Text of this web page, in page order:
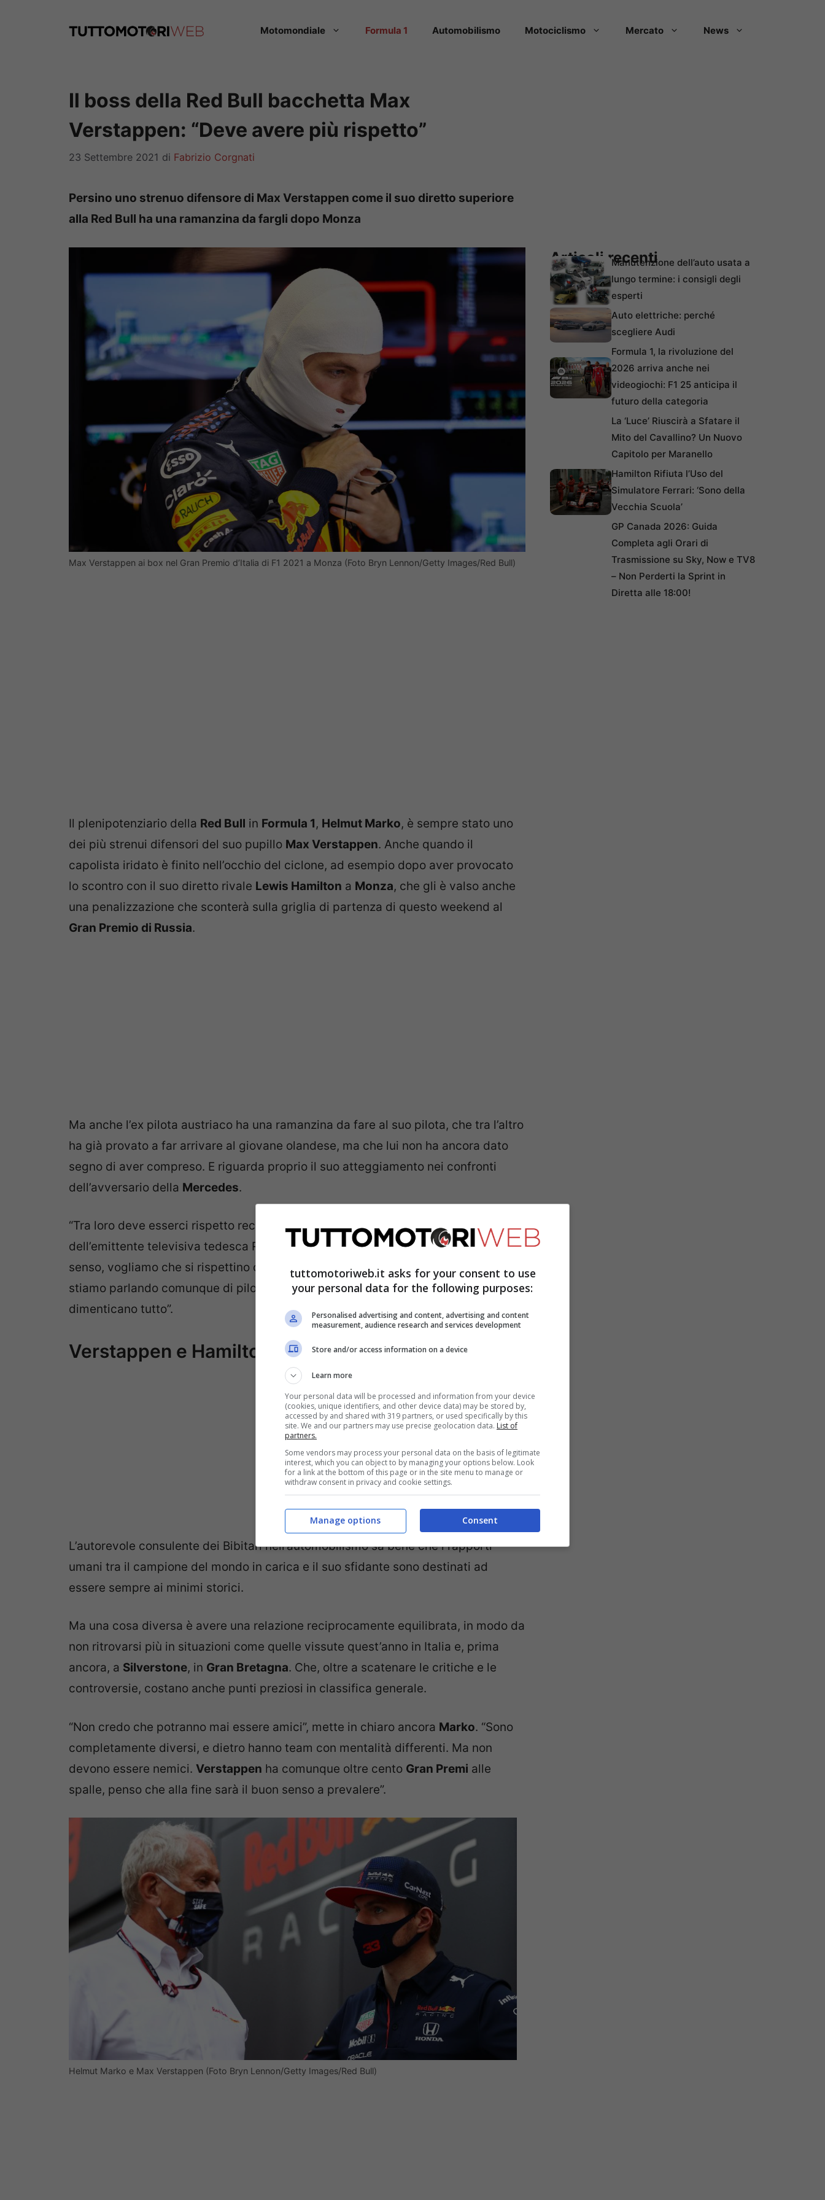
Motomondiale Formula 1 Automobilismo Motociclismo Mercato News
Il boss della Red Bull bacchetta Max
Verstappen: “Deve avere più rispetto”
23 Settembre 2021 di Fabrizio Corgnati
Persino uno strenuo difensore di Max Verstappen come il suo diretto superiore
alla Red Bull ha una ramanzina da fargli dopo Monza
Max Verstappen ai box nel Gran Premio d’Italia di F1 2021 a Monza (Foto Bryn Lennon/Getty Images/Red Bull)
Il plenipotenziario della Red Bull in Formula 1, Helmut Marko, è sempre stato uno
dei più strenui difensori del suo pupillo Max Verstappen. Anche quando il
capolista iridato è finito nell’occhio del ciclone, ad esempio dopo aver provocato
lo scontro con il suo diretto rivale Lewis Hamilton a Monza, che gli è valso anche
una penalizzazione che sconterà sulla griglia di partenza di questo weekend al
Gran Premio di Russia.
Ma anche l’ex pilota austriaco ha una ramanzina da fare al suo pilota, che tra l’altro
ha già provato a far arrivare al giovane olandese, ma che lui non ha ancora dato
segno di aver compreso. E riguarda proprio il suo atteggiamento nei confronti
dell’avversario della Mercedes.
“Tra loro deve esserci rispetto reciproco”, ha dichiaratoMarko ai microfoni
dell’emittente televisiva tedesca Rtl. “Noi proviamo a influenzare Max in questo
senso, vogliamo che si rispettino con
Hamilton
per evitare ulteriori incidenti. Ma
stiamo parlando comunque di piloti, quindi quando poi vanno in pista si
dimenticano tutto”.
Verstappen e Hamilton, amici mai
L’autorevole consulente dei Bibitari nell’automobilismo sa bene che i rapporti
umani tra il campione del mondo in carica e il suo sfidante sono destinati ad
essere sempre ai minimi storici.
Ma una cosa diversa è avere una relazione reciprocamente equilibrata, in modo da
non ritrovarsi più in situazioni come quelle vissute quest’anno in Italia e, prima
ancora, a Silverstone, in Gran Bretagna. Che, oltre a scatenare le critiche e le
controversie, costano anche punti preziosi in classifica generale.
“Non credo che potranno mai essere amici”, mette in chiaro ancora Marko. “Sono
completamente diversi, e dietro hanno team con mentalità differenti. Ma non
devono essere nemici. Verstappen ha comunque oltre cento Gran Premi alle
spalle, penso che alla fine sarà il buon senso a prevalere”.
Helmut Marko e Max Verstappen (Foto Bryn Lennon/Getty Images/Red Bull)
Articoli recentiManutenzione dell’auto usata a
lungo termine: i consigli degli
esperti
Auto elettriche: perché
scegliere Audi
Formula 1, la rivoluzione del
2026 arriva anche nei
videogiochi: F1 25 anticipa il
futuro della categoria
La ‘Luce’ Riuscirà a Sfatare il
Mito del Cavallino? Un Nuovo
Capitolo per Maranello
Hamilton Rifiuta l’Uso del
Simulatore Ferrari: ‘Sono della
Vecchia Scuola’
GP Canada 2026: Guida
Completa agli Orari di
Trasmissione su Sky, Now e TV8
– Non Perderti la Sprint in
Diretta alle 18:00!
tuttomotoriweb.it asks for your consent to use
your personal data for the following purposes:
Personalised advertising and content, advertising and content
measurement, audience research and services development
Store and/or access information on a device
Learn more
Your personal data will be processed and information from your device
(cookies, unique identifiers, and other device data) may be stored by,
accessed by and shared with 319 partners, or used specifically by this
site. We and our partners may use precise geolocation data. List of
partners.
Some vendors may process your personal data on the basis of legitimate
interest, which you can object to by managing your options below. Look
for a link at the bottom of this page or in the site menu to manage or
withdraw consent in privacy and cookie settings.
Consent
Manage options